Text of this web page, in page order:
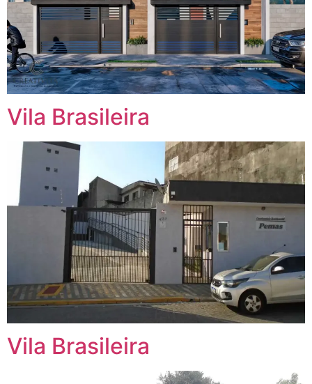
Vila Brasileira
Vila Brasileira